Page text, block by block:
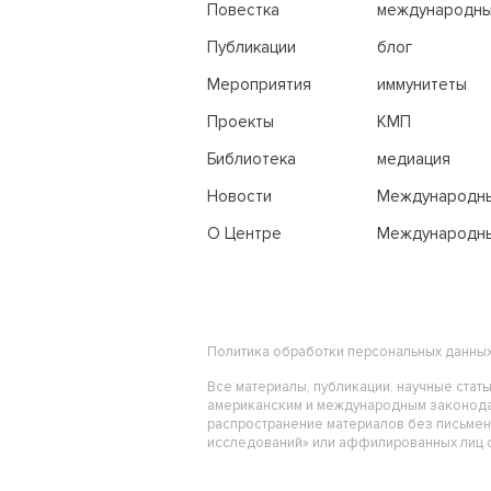
Повестка
Публикации
Мероприятия
Проекты
Библиотека
Новости
О Центре
блог
иммунитеты
КМП
медиация
праву
Политика обработки персональных
Все материалы, публикации, научные
американским и международным
распространение материалов без
исследований» или аффилированных лиц